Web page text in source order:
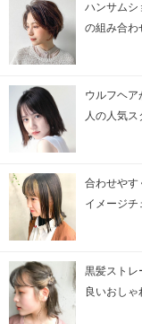
ハンサムシ
の組み合わ
ウルフヘ
人の人気
合わせやす
イメージチ
黒髪ストレ
良いおしゃ